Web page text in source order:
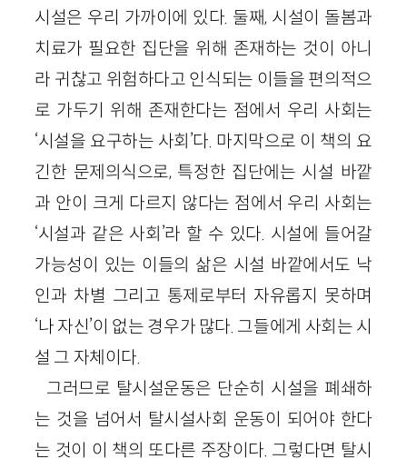
시설은 우리 가까이에 있다. 둘째, 시설이 돌봄과
치료가 필요한 집단을 위해 존재하는 것이 아니
라 귀찮고 위험하다고 인식되는 이들을 편의적으
로 가두기 위해 존재한다는 점에서 우리 사회는
‘시설을 요구하는 사회’다. 마지막으로 이 책의 요
긴한 문제의식으로, 특정한 집단에는 시설 바깥
과 안이 크게 다르지 않다는 점에서 우리 사회는
‘시설과 같은 사회’라 할 수 있다. 시설에 들어갈
가능성이 있는 이들의 삶은 시설 바깥에서도 낙
인과 차별 그리고 통제로부터 자유롭지 못하며
‘나 자신’이 없는 경우가 많다. 그들에게 사회는 시
설 그 자체이다.
그러므로 탈시설운동은 단순히 시설을 폐쇄하
는 것을 넘어서 탈시설사회 운동이 되어야 한다
는 것이 이 책의 또다른 주장이다. 그렇다면 탈시